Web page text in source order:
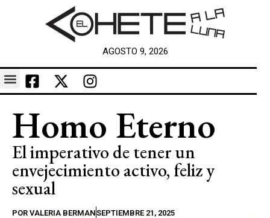
AGOSTO 9, 2026
Homo Eterno
El imperativo de tener un
envejecimiento activo, feliz y
sexual
POR VALERIA BERMANSEPTIEMBRE 21, 2025